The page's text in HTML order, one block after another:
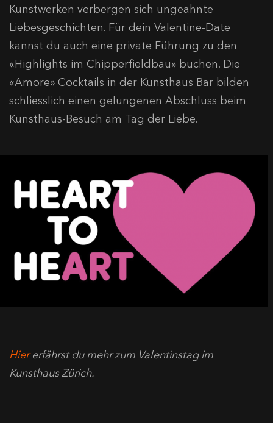
Kunstwerken verbergen sich ungeahnte
Liebesgeschichten. Für dein Valentine-Date
kannst du auch eine private Führung zu den
«Highlights im Chipperfieldbau» buchen. Die
«Amore» Cocktails in der Kunsthaus Bar bilden
schliesslich einen gelungenen Abschluss beim
Kunsthaus-Besuch am Tag der Liebe.
Hiererfährst du mehr zum Valentinstag im
Kunsthaus Zürich.